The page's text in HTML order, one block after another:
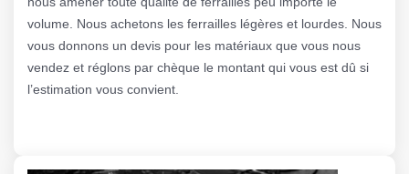
volume. Nous achetons les ferrailles légères et lourdes. Nous
vous donnons un devis pour les matériaux que vous nous
vendez et réglons par chèque le montant qui vous est dû si
l’estimation vous convient.